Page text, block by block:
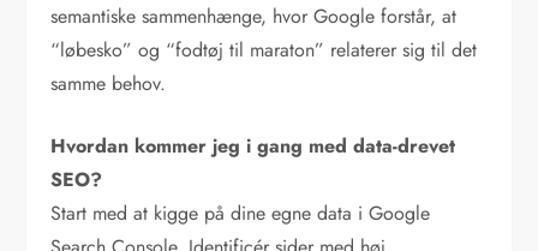
semantiske sammenhænge, hvor Google forstår, at
“løbesko” og “fodtøj til maraton” relaterer sig til det
samme behov.
Hvordan kommer jeg i gang med data-drevet
SEO?
Start med at kigge på dine egne data i Google